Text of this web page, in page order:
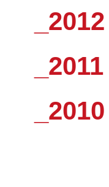
_2012
_2011
_2010